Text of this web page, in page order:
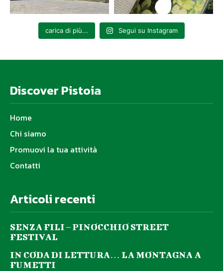
carica di più... Segui su Instagram
Discover Pistoia
Home
Chi siamo
Promuovi la tua attività
Contatti
Articoli recenti
SENZA FILI – PINOCCHIO STREET
FESTIVAL
IN CODA DI LETTURA… LA MONTAGNA A
FUMETTI